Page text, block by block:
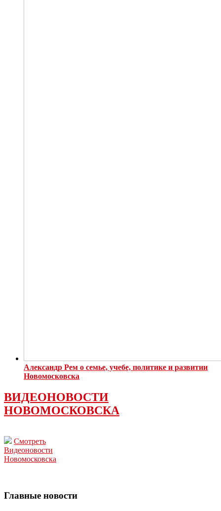
Александр Рем о семье, учебе, политике и развитии
Новомосковска
ВИДЕОНОВОСТИ
НОВОМОСКОВСКА
Смотреть
Видеоновости
Новомосковска
Главные новости